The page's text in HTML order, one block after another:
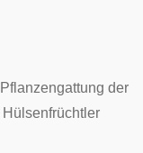
Pflanzengattung der
Hülsenfrüchtler